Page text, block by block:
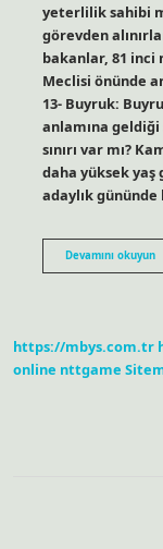
yeterlilik sahibi
görevden
bakanlar, 81 inci
Meclisi önünde
13- Buyruk:
anlamına
sınırı var mı?
daha yüksek
adaylık
Devamını okuyun
https://mbys.com.tr
online nttgame